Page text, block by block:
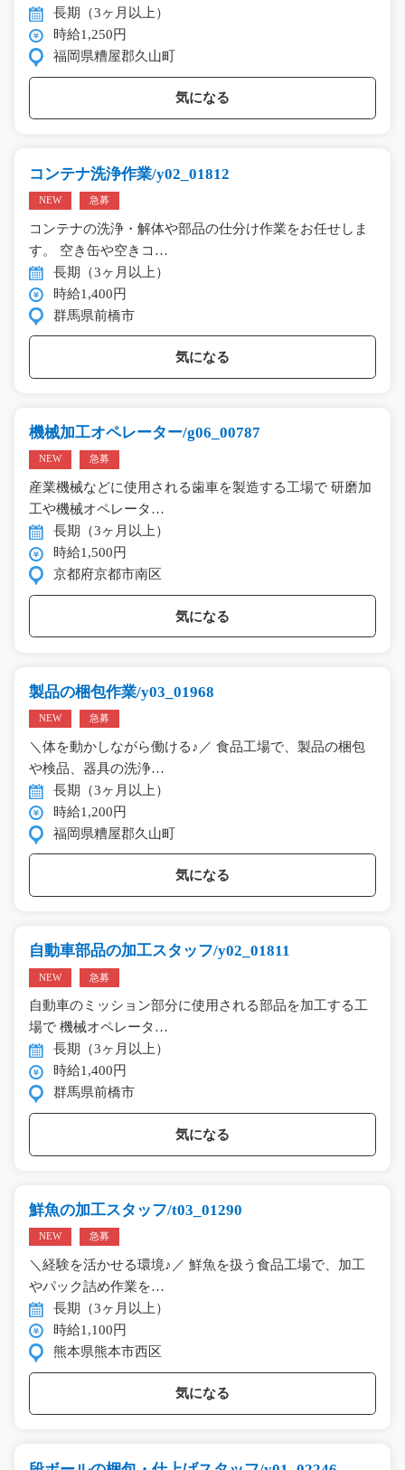
長期（3ヶ月以上）
時給1,250円
福岡県糟屋郡久山町
気になる
コンテナ洗浄作業/y02_01812
NEW 急募
コンテナの洗浄・解体や部品の仕分け作業をお任せしま
す。 空き缶や空きコ…
長期（3ヶ月以上）
時給1,400円
群馬県前橋市
気になる
機械加工オペレーター/g06_00787
NEW 急募
産業機械などに使用される歯車を製造する工場で 研磨加
工や機械オペレータ…
長期（3ヶ月以上）
時給1,500円
京都府京都市南区
気になる
製品の梱包作業/y03_01968
NEW 急募
＼体を動かしながら働ける♪／ 食品工場で、製品の梱包
や検品、器具の洗浄…
長期（3ヶ月以上）
時給1,200円
福岡県糟屋郡久山町
気になる
自動車部品の加工スタッフ/y02_01811
NEW 急募
自動車のミッション部分に使用される部品を加工する工
場で 機械オペレータ…
長期（3ヶ月以上）
時給1,400円
群馬県前橋市
気になる
鮮魚の加工スタッフ/t03_01290
NEW 急募
＼経験を活かせる環境♪／ 鮮魚を扱う食品工場で、加工
やパック詰め作業を…
長期（3ヶ月以上）
時給1,100円
熊本県熊本市西区
気になる